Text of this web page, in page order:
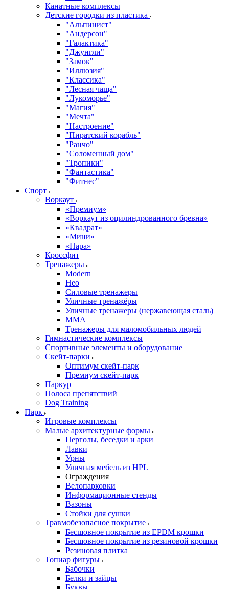
Канатные комплексы
Детские городки из пластика
"Альпинист"
"Андерсон"
"Галактика"
"Джунгли"
"Замок"
"Иллюзия"
"Классика"
"Лесная чаща"
"Лукоморье"
"Магия"
"Мечта"
"Настроение"
"Пиратский корабль"
"Ранчо"
"Соломенный дом"
"Тропики"
"Фантастика"
"Фитнес"
Спорт
Воркаут
«Премиум»
«Воркаут из оцилиндрованного бревна»
«Квадрат»
«Мини»
«Пара»
Кроссфит
Тренажеры
Modern
Нео
Силовые тренажеры
Уличные тренажёры
Уличные тренажеры (нержавеющая сталь)
ММА
Тренажеры для маломобильных людей
Гимнастические комплексы
Спортивные элементы и оборудование
Скейт-парки
Оптимум скейт-парк
Премиум скейт-парк
Паркур
Полоса препятствий
Dog Training
Парк
Игровые комплексы
Малые архитектурные формы
Перголы, беседки и арки
Лавки
Урны
Уличная мебель из HPL
Ограждения
Велопарковки
Информационные стенды
Вазоны
Стойки для сушки
Травмобезопасное покрытие
Бесшовное покрытие из EPDM крошки
Бесшовное покрытие из резиновой крошки
Резиновая плитка
Топиар фигуры
Бабочки
Белки и зайцы
Буквы